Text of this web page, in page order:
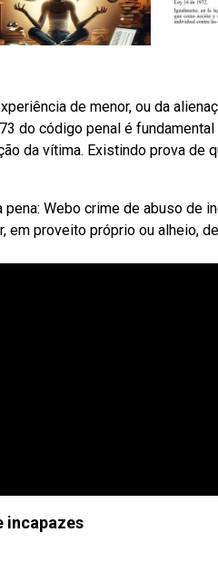
de menor, ou da
do código penal é
da vítima. Existindo prova de
Webo crime de abuso de
em proveito próprio ou alheio,
incapazes